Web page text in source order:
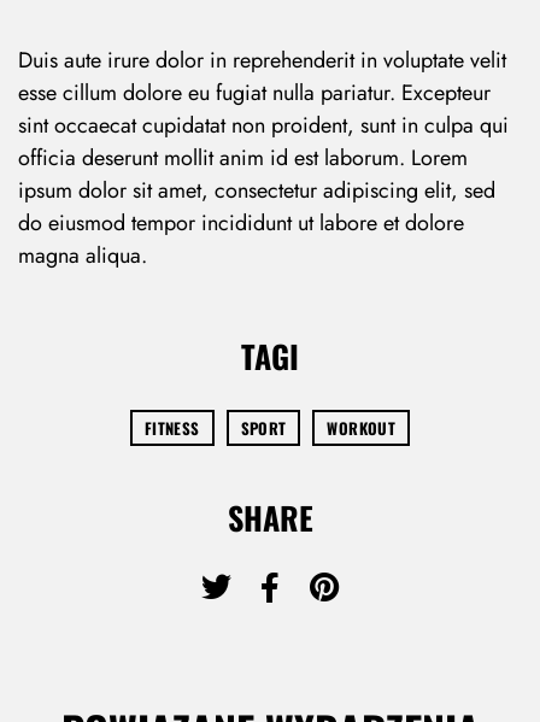
Duis aute irure dolor in reprehenderit in voluptate velit
esse cillum dolore eu fugiat nulla pariatur. Excepteur
sint occaecat cupidatat non proident, sunt in culpa qui
officia deserunt mollit anim id est laborum. Lorem
ipsum dolor sit amet, consectetur adipiscing elit, sed
do eiusmod tempor incididunt ut labore et dolore
magna aliqua.
TAGI
FITNESS SPORT WORKOUT
SHARE